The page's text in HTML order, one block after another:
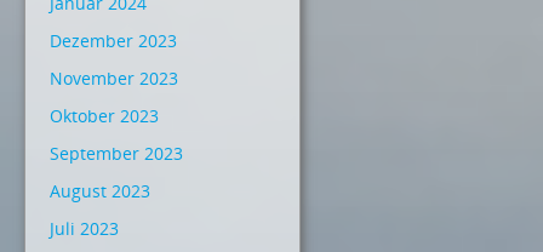
Dezember 2023
November 2023
Oktober 2023
September 2023
August 2023
Juli 2023